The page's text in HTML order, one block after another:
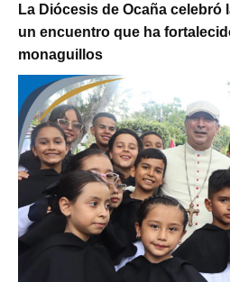
La Diócesis de Ocaña celebró
un encuentro que ha
monaguillos